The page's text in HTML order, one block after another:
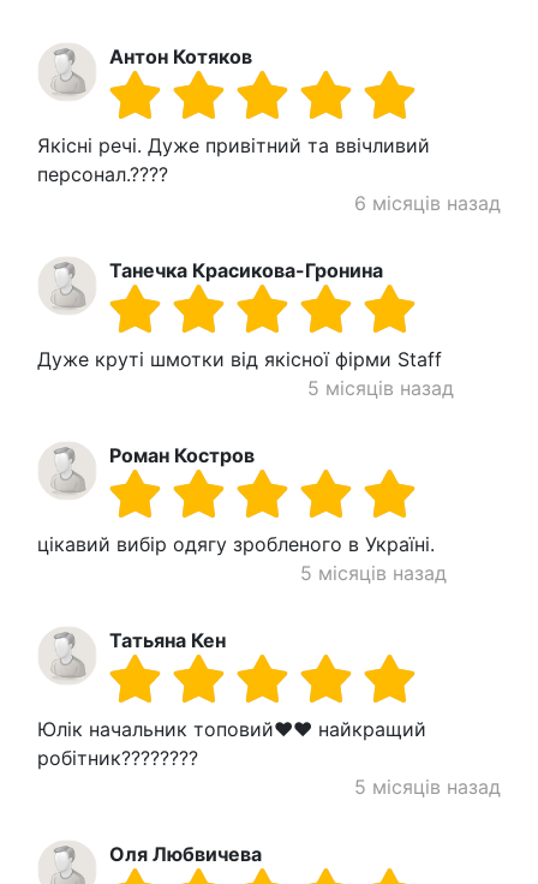
Антон Котяков
Якісні речі. Дуже привітний та ввічливий
персонал.????
6 місяців назад
Танечка Красикова-Гронина
Дуже круті шмотки від якісної фірми Staff
5 місяців назад
Роман Костров
цікавий вибір одягу зробленого в Україні.
5 місяців назад
Татьяна Кен
Юлік начальник топовий❤️❤️ найкращий
робітник????????
5 місяців назад
Оля Любвичева